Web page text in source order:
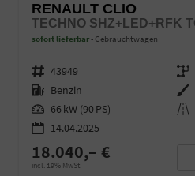
RENAULT CLIO
sofort lieferbar Gebrauchtwagen
Fahrzeugnr. 43949 Getriebe
Kraftstoff Benzin Außenfarbe
Leistung 66 kW (90 PS) Kilometerstand
14.04.2025
18.040,– €
incl. 19% MwSt.